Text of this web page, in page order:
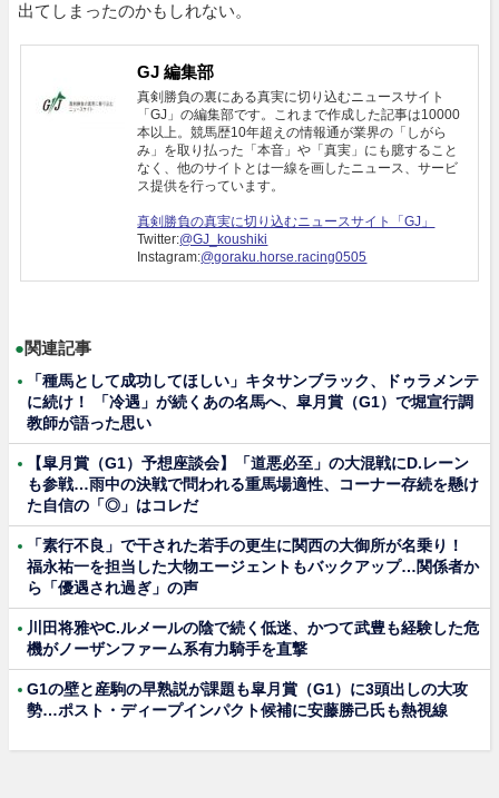
出てしまったのかもしれない。
GJ 編集部
真剣勝負の裏にある真実に切り込むニュースサイト
「GJ」の編集部です。これまで作成した記事は10000
本以上。競馬歴10年超えの情報通が業界の「しがら
み」を取り払った「本音」や「真実」にも臆すること
なく、他のサイトとは一線を画したニュース、サービ
ス提供を行っています。
真剣勝負の真実に切り込むニュースサイト「GJ」
Twitter:@GJ_koushiki
Instagram:@goraku.horse.racing0505
●関連記事
「種馬として成功してほしい」キタサンブラック、ドゥラメンテ
に続け！ 「冷遇」が続くあの名馬へ、皐月賞（G1）で堀宣行調
教師が語った思い
【皐月賞（G1）予想座談会】「道悪必至」の大混戦にD.レーン
も参戦…雨中の決戦で問われる重馬場適性、コーナー存続を懸け
た自信の「◎」はコレだ
「素行不良」で干された若手の更生に関西の大御所が名乗り！
福永祐一を担当した大物エージェントもバックアップ…関係者か
ら「優遇され過ぎ」の声
川田将雅やC.ルメールの陰で続く低迷、かつて武豊も経験した危
機がノーザンファーム系有力騎手を直撃
G1の壁と産駒の早熟説が課題も皐月賞（G1）に3頭出しの大攻
勢…ポスト・ディープインパクト候補に安藤勝己氏も熱視線